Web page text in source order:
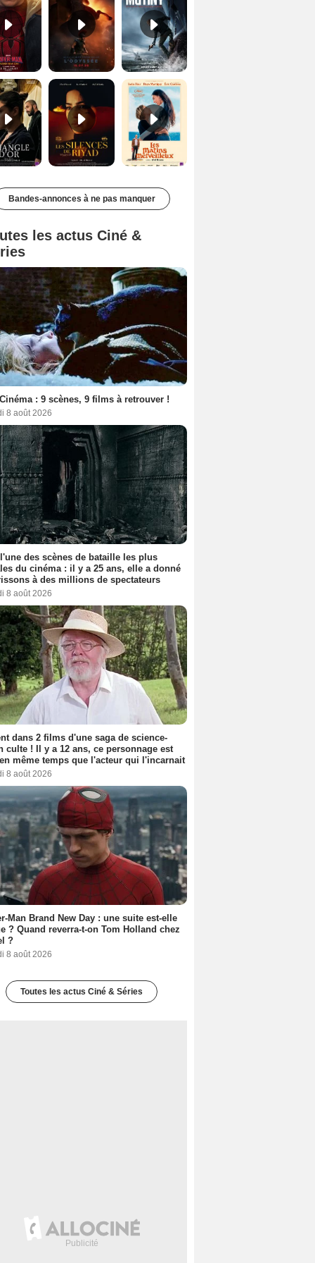
Les Silences de Riyad Bande-annonce VO STFR Les Matins merveilleux Bande-annonce VF
Bandes-annonces à ne pas manquer
les actus Ciné &
: 9 scènes, 9 films à retrouver !
8 août 2026
des scènes de bataille les plus
du cinéma : il y a 25 ans, elle a donné
à des millions de spectateurs
8 août 2026
dans 2 films d'une saga de science-
culte ! Il y a 12 ans, ce personnage est
même temps que l'acteur qui l'incarnait
8 août 2026
Man Brand New Day : une suite est-elle
? Quand reverra-t-on Tom Holland chez
?
8 août 2026
Toutes les actus Ciné & Séries